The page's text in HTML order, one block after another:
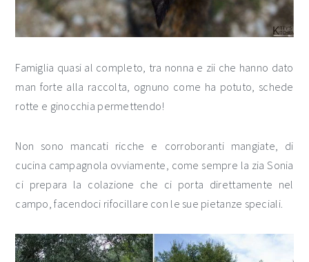
Famiglia quasi al completo, tra nonna e zii che hanno dato
man forte alla raccolta, ognuno come ha potuto, schede
rotte e ginocchia permettendo!
Non sono mancati ricche e corroboranti mangiate, di
cucina campagnola ovviamente, come sempre la zia Sonia
ci prepara la colazione che ci porta direttamente nel
campo, facendoci rifocillare con le sue pietanze speciali.